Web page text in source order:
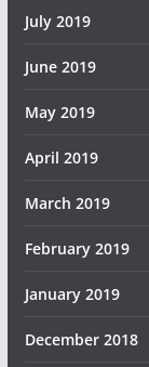
July 2019
June 2019
May 2019
April 2019
March 2019
February 2019
January 2019
December 2018